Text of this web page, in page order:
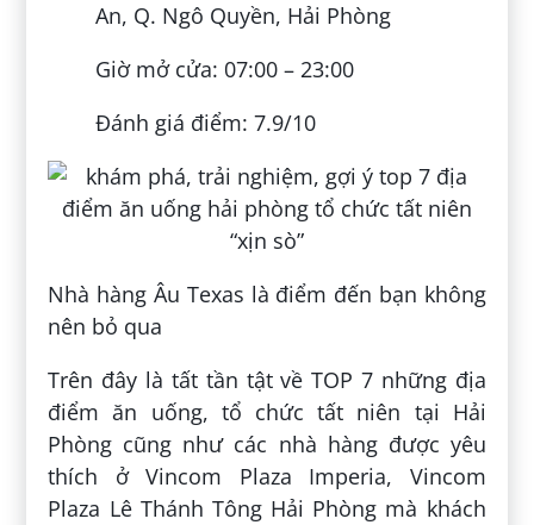
An, Q. Ngô Quyền, Hải Phòng
Giờ mở cửa: 07:00 – 23:00
Đánh giá điểm: 7.9/10
Nhà hàng Âu Texas là điểm đến bạn không
nên bỏ qua
Trên đây là tất tần tật về TOP 7 những địa
điểm ăn uống, tổ chức tất niên tại Hải
Phòng cũng như các nhà hàng được yêu
thích ở Vincom Plaza Imperia, Vincom
Plaza Lê Thánh Tông Hải Phòng mà khách